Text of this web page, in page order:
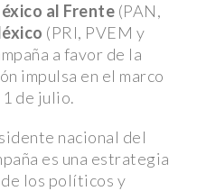
al Frente (PAN,
(PRI, PVEM y
a favor de la
impulsa en el marco
de julio.
nacional del
es una estrategia
los políticos y